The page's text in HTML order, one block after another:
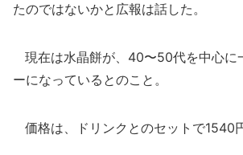
たのではないかと広報は話した。
現在は水晶餅が、40〜50代を中心に
ーになっているとのこと。
価格は、ドリンクとのセットで1540